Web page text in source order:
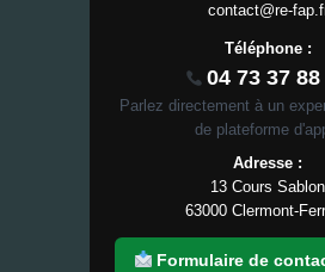
contact@re-
Téléphone :
04 73 37 88
Parlez directement à un
de plateforme
Adresse :
13 Cours Sablon
63000 Clermont-
Formulaire de